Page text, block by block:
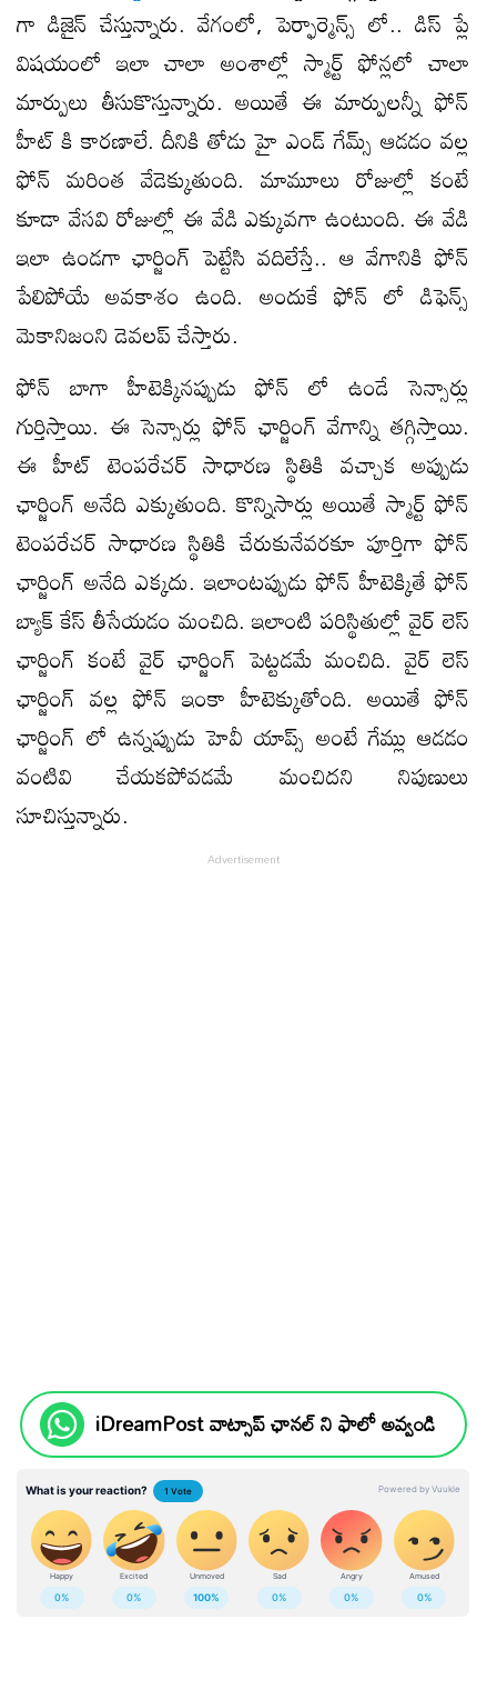
గా డిజైన్ చేస్తున్నారు. వేగంలో, పెర్ఫార్మెన్స్ లో.. డిస్ ప్లే
విషయంలో ఇలా చాలా అంశాల్లో స్మార్ట్ ఫోన్లలో చాలా
మార్పులు తీసుకొస్తున్నారు. అయితే ఈ మార్పులన్నీ ఫోన్
హీట్ కి కారణాలే. దీనికి తోడు హై ఎండ్ గేమ్స్ ఆడడం వల్ల
ఫోన్ మరింత వేడెక్కుతుంది. మామూలు రోజుల్లో కంటే
కూడా వేసవి రోజుల్లో ఈ వేడి ఎక్కువగా ఉంటుంది. ఈ వేడి
ఇలా ఉండగా ఛార్జింగ్ పెట్టేసి వదిలేస్తే.. ఆ వేగానికి ఫోన్
పేలిపోయే అవకాశం ఉంది. అందుకే ఫోన్ లో డిఫెన్స్
మెకానిజంని డెవలప్ చేస్తారు.
ఫోన్ బాగా హీటెక్కినప్పుడు ఫోన్ లో ఉండే సెన్సార్లు
గుర్తిస్తాయి. ఈ సెన్సార్లు ఫోన్ ఛార్జింగ్ వేగాన్ని తగ్గిస్తాయి.
ఈ హీట్ టెంపరేచర్ సాధారణ స్థితికి వచ్చాక అప్పుడు
ఛార్జింగ్ అనేది ఎక్కుతుంది. కొన్నిసార్లు అయితే స్మార్ట్ ఫోన్
టెంపరేచర్ సాధారణ స్థితికి చేరుకునేవరకూ పూర్తిగా ఫోన్
ఛార్జింగ్ అనేది ఎక్కదు. ఇలాంటప్పుడు ఫోన్ హీటెక్కితే ఫోన్
బ్యాక్ కేస్ తీసేయడం మంచిది. ఇలాంటి పరిస్థితుల్లో వైర్ లెస్
ఛార్జింగ్ కంటే వైర్ ఛార్జింగ్ పెట్టడమే మంచిది. వైర్ లెస్
ఛార్జింగ్ వల్ల ఫోన్ ఇంకా హీటెక్కుతోంది. అయితే ఫోన్
ఛార్జింగ్ లో ఉన్నప్పుడు హెవీ యాప్స్ అంటే గేమ్లు ఆడడం
వంటివి చేయకపోవడమే మంచిదని నిపుణులు
సూచిస్తున్నారు.
iDreamPost వాట్సాప్ ఛానల్ ని ఫాలో అవ్వండి